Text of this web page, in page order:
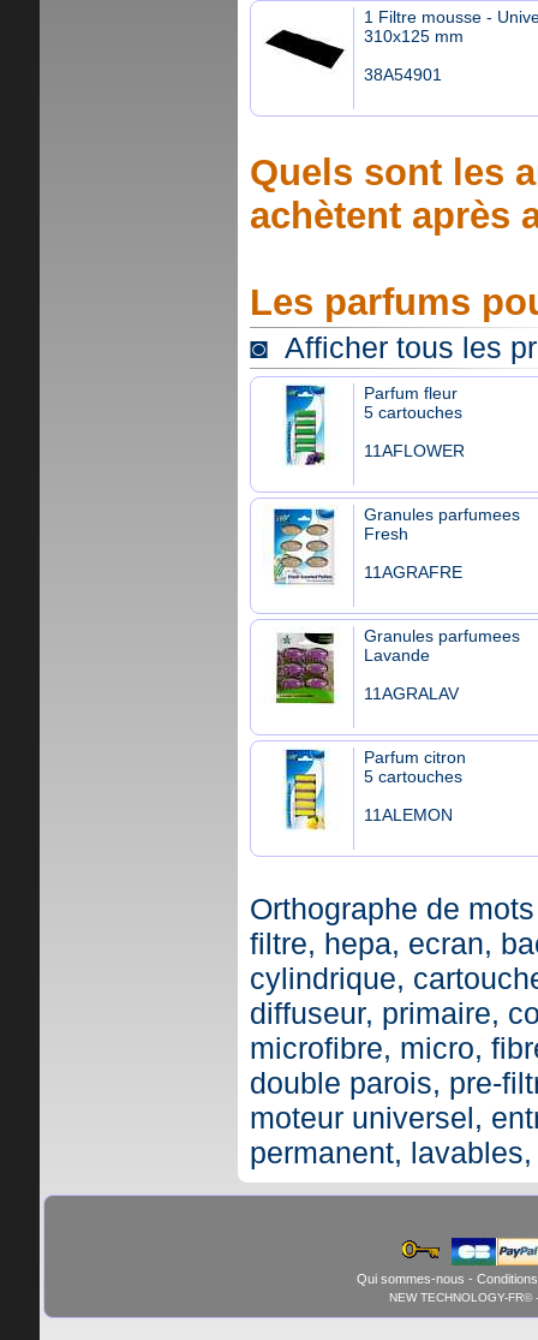
1 Filtre mousse -
310x125 mm
38A54901
Quels sont les
achètent après
Les parfums
◙ Afficher tous les
Parfum fleur
5 cartouches
11AFLOWER
Granules parfumees
Fresh
11AGRAFRE
Granules parfumees
Lavande
11AGRALAV
Parfum citron
5 cartouches
11ALEMON
Orthographe de
filtre, hepa, ecran,
cylindrique,
diffuseur, primaire,
microfibre, micro,
double parois, pre-
moteur universel,
permanent,
Qui sommes-nous -
NEW TECHNOLOGY-